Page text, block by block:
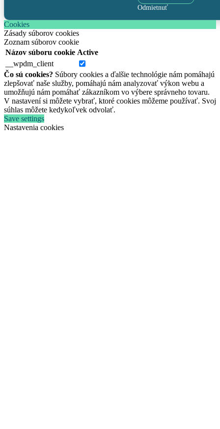
Odmietnuť
Cookies
Zásady súborov cookies
Zoznam súborov cookie
Názov súboru cookie Active
__wpdm_client
Čo sú cookies? Súbory cookies a ďalšie technológie nám pomáhajú
zlepšovať naše služby, pomáhajú nám analyzovať výkon webu a
umožňujú nám pomáhať zákazníkom vo výbere správneho tovaru.
V nastavení si môžete vybrať, ktoré cookies môžeme používať. Svoj
súhlas môžete kedykoľvek odvolať.
Save settings
Nastavenia cookies